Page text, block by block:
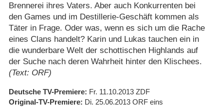
Brennerei ihres Vaters. Aber auch Konkurrenten bei
den Games und im Destillerie-Geschäft kommen als
Täter in Frage. Oder was, wenn es sich um die Rache
eines Clans handelt? Karin und Lukas tauchen ein in
die wunderbare Welt der schottischen Highlands auf
der Suche nach deren Wahrheit hinter den Klischees.
(Text: ORF)
Deutsche TV-Premiere Fr. 11.10.2013 ZDF
Original-TV-Premiere Di. 25.06.2013 ORF eins